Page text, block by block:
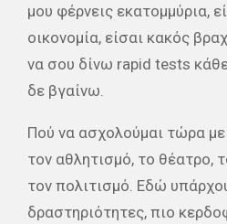
μου φέρνεις εκατομμύρια,
οικονομία, είσαι κακός
να σου δίνω rapid tests
δε βγαίνω.
Πού να ασχολούμαι τώρα
τον αθλητισμό, το θέατρο,
τον πολιτισμό. Εδώ
δραστηριότητες, πιο